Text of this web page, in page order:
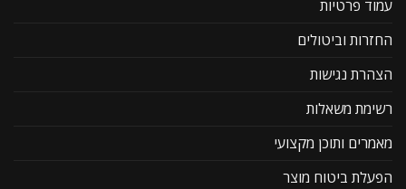
עמוד פרטיות
החזרות וביטולים
הצהרת נגישות
רשימת משאלות
מאמרים ותוכן מקצועי
הפעלת ביטוח מוצר